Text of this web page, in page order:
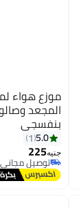
موزع هواء
المجعد
بنفسجي
5.0
1
جنيه225
توصيل مجاني
توصيل مجاني